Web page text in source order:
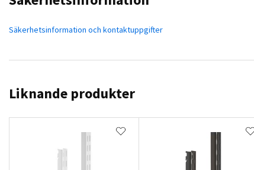
Säkerhetsinformation och kontaktuppgifter
Liknande produkter